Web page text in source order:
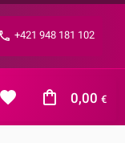
+421 948 181 102
0,00 €